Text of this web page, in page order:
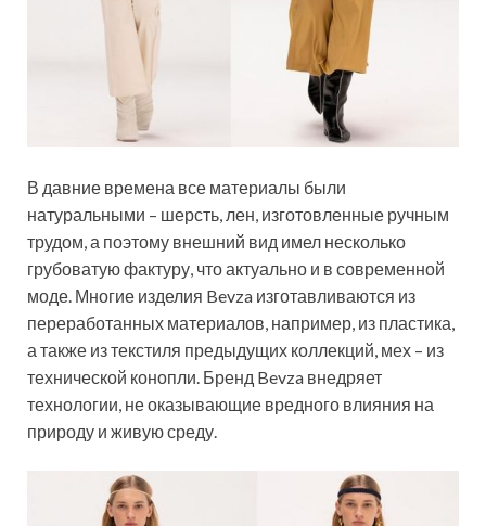
В давние времена все материалы были
натуральными – шерсть, лен, изготовленные ручным
трудом, а поэтому внешний вид имел несколько
грубоватую фактуру, что актуально и в современной
моде. Многие изделия Bevza изготавливаются из
переработанных материалов, например, из пластика,
а также из текстиля предыдущих коллекций, мех – из
технической конопли. Бренд Bevza внедряет
технологии, не оказывающие вредного влияния на
природу и живую среду.